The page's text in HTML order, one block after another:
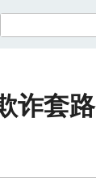
诈套路